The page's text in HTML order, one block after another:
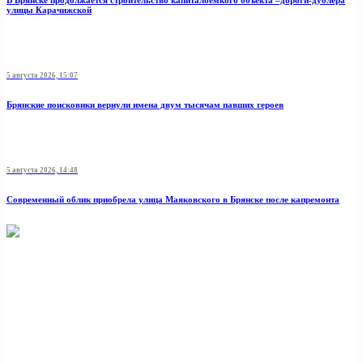
улицы Карачижской
5 августа 2026, 15:07
Брянские поисковики вернули имена двум тысячам павших героев
5 августа 2026, 14:48
Современный облик приобрела улица Маяковского в Брянске после капремонта